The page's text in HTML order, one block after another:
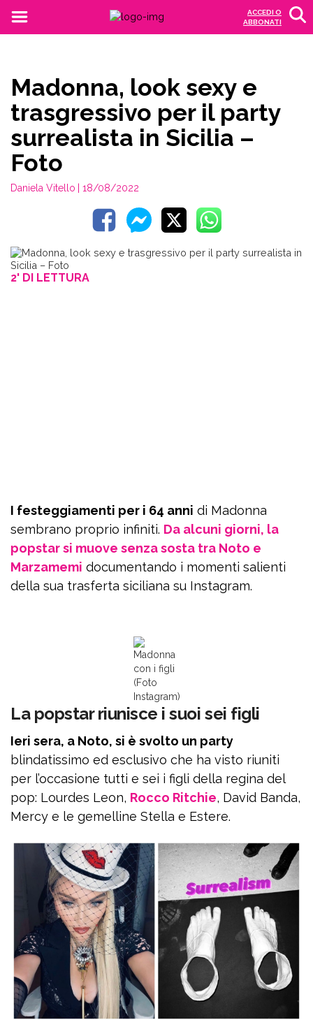
ACCEDI O
ABBONATI
Madonna, look sexy e
trasgressivo per il party
surrealista in Sicilia –
Foto
Daniela Vitello | 18/08/2022
2' DI LETTURA
I festeggiamenti per i 64 anni di Madonna
sembrano proprio infiniti. Da alcuni giorni, la
popstar si muove senza sosta tra Noto e
Marzamemi documentando i momenti salienti
della sua trasferta siciliana su Instagram.
Madonna
con i figli
(Foto
Instagram)
La popstar riunisce i suoi sei figli
Ieri sera, a Noto, si è svolto un party
blindatissimo ed esclusivo che ha visto riuniti
per l’occasione tutti e sei i figli della regina del
pop: Lourdes Leon, Rocco Ritchie, David Banda,
Mercy e le gemelline Stella e Estere.